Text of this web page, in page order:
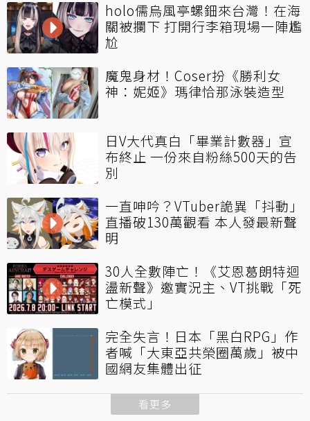
holo儒烏風亭螺鈿來台灣！在海
關被攔下 打開行李箱現場一陣尷
尬
魔鬼身材！Coser扮《勝利女
神：妮姬》瑪律恰那泳裝造型
日V大代真白「畢業計數器」宣
布終止 一份來自粉絲500天的告
別
一直呻吟？VTuber詭異「抖動」
直播破130萬觀看 本人發最新聲
明
30人全數陣亡！《艾恩葛朗特迴
盪新聲》邀實況主、VT挑戰「死
亡模式」
完全失言！日本「黑白RPG」作
者喊「大東亞共榮圈萬歲」被中
國網友集體出征
看更多